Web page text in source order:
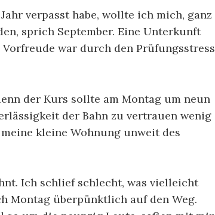
verpasst habe, wollte ich mich, ganz
sprich September. Eine Unterkunft
war durch den Prüfungsstress
der Kurs sollte am Montag um neun
der Bahn zu vertrauen wenig
kleine Wohnung unweit des
Ich schlief schlecht, was vielleicht
Montag überpünktlich auf den Weg.